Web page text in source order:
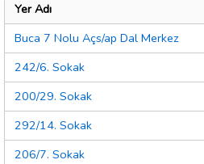
Yer Adı
Buca 7 Nolu Açs/ap Dal Merkez
242/6. Sokak
200/29. Sokak
292/14. Sokak
206/7. Sokak